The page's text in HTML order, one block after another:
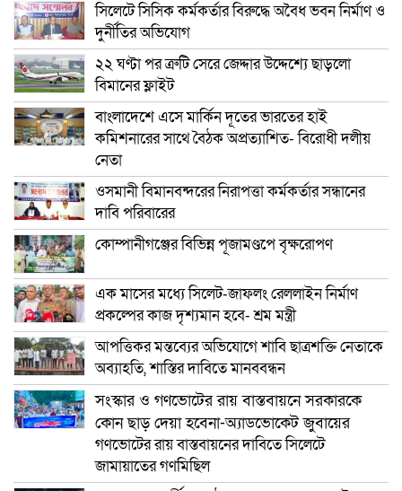
সিলেটে সিসিক কর্মকর্তার বিরুদ্ধে অবৈধ ভবন নির্মাণ ও
দুর্নীতির অভিযোগ
২২ ঘণ্টা পর ত্রুটি সেরে জেদ্দার উদ্দেশ্যে ছাড়লো
বিমানের ফ্লাইট
বাংলাদেশে এসে মার্কিন দূতের ভারতের হাই
কমিশনারের সাথে বৈঠক অপ্রত্যাশিত- বিরোধী দলীয়
নেতা
ওসমানী বিমানবন্দরের নিরাপত্তা কর্মকর্তার সন্ধানের
দাবি পরিবারের
কোম্পানীগঞ্জের বিভিন্ন পূজামণ্ডপে বৃক্ষরোপণ
এক মাসের মধ্যে সিলেট-জাফলং রেললাইন নির্মাণ
প্রকল্পের কাজ দৃশ্যমান হবে- শ্রম মন্ত্রী
আপত্তিকর মন্তব্যের অভিযোগে শাবি ছাত্রশক্তি নেতাকে
অব্যাহতি, শাস্তির দাবিতে মানববন্ধন
সংস্কার ও গণভোটের রায় বাস্তবায়নে সরকারকে
কোন ছাড় দেয়া হবেনা-অ্যাডভোকেট জুবায়ের
গণভোটের রায় বাস্তবায়নের দাবিতে সিলেটে
জামায়াতের গণমিছিল